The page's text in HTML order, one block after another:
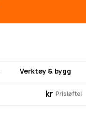
Verktøy & bygg
kr Prisløfte!